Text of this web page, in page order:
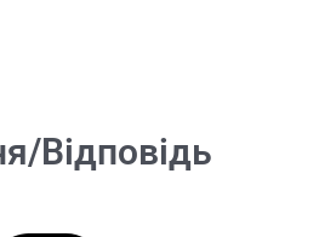
Відповідь